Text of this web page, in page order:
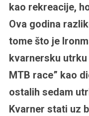
kao rekreacije,
Ova godina
tome što je
kvarnersku
MTB race” kao
ostalih sedam
Kvarner stati uz